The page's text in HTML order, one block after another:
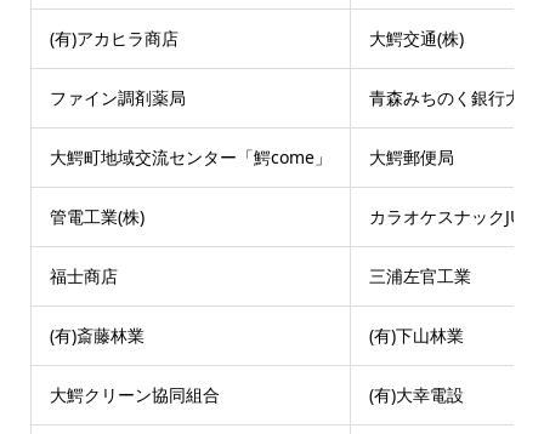
(有)アカヒラ商店 大鰐交通(株)
ファイン調剤薬局 青森みちのく銀行大鰐
大鰐町地域交流センター「鰐come」 大鰐郵便局
管電工業(株) カラオケスナック
福士商店 三浦左官工業
(有)斎藤林業 (有)下山林業
大鰐クリーン協同組合 (有)大幸電設